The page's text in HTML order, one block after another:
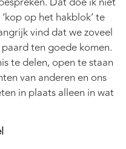
op het hakblok’ te
vind dat we zoveel
ten goede komen.
te delen, open te staan
van anderen en ons
in plaats alleen in wat